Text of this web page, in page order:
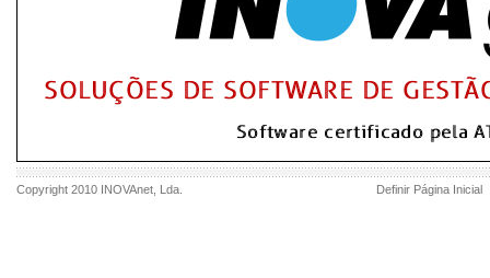
Copyright 2010 INOVAnet , Lda. Definir Página Inicial